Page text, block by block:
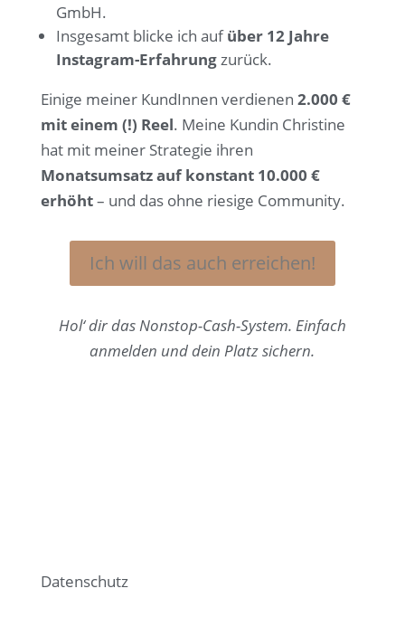
GmbH.
Insgesamt blicke ich aufüber 12 Jahre
Instagram-Erfahrungzurück.
Einige meiner KundInnen verdienen 2.000 €
mit einem (!) Reel. Meine Kundin Christine
hat mit meiner Strategie ihren
Monatsumsatz auf konstant 10.000 €
erhöht– und das ohne riesige Community.
Ich will das auch erreichen!
Hol‘ dir das Nonstop-Cash-System. Einfach
anmelden und dein Platz sichern.
Datenschutz